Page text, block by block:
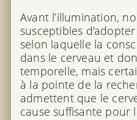
Avant l’illumination,
susceptibles
selon laquelle la
dans le cerveau et
temporelle, mais
à la pointe de la
admettent que le
cause suffisante pour